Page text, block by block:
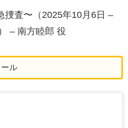
捜査〜（2025年10月6日 –
– 南方睦郎 役
ル